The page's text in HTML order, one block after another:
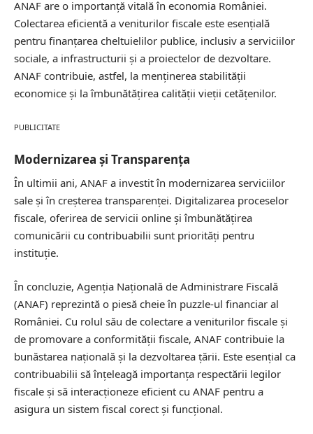
ANAF are o importanță vitală în economia României.
Colectarea eficientă a veniturilor fiscale este esențială
pentru finanțarea cheltuielilor publice, inclusiv a serviciilor
sociale, a infrastructurii și a proiectelor de dezvoltare.
ANAF contribuie, astfel, la menținerea stabilității
economice și la îmbunătățirea calității vieții cetățenilor.
PUBLICITATE
Modernizarea și Transparența
În ultimii ani, ANAF a investit în modernizarea serviciilor
sale și în creșterea transparenței. Digitalizarea proceselor
fiscale, oferirea de servicii online și îmbunătățirea
comunicării cu contribuabilii sunt priorități pentru
instituție.
În concluzie, Agenția Națională de Administrare Fiscală
(ANAF) reprezintă o piesă cheie în puzzle-ul financiar al
României. Cu rolul său de colectare a veniturilor fiscale și
de promovare a conformității fiscale, ANAF contribuie la
bunăstarea națională și la dezvoltarea țării. Este esențial ca
contribuabilii să înțeleagă importanța respectării legilor
fiscale și să interacționeze eficient cu ANAF pentru a
asigura un sistem fiscal corect și funcțional.